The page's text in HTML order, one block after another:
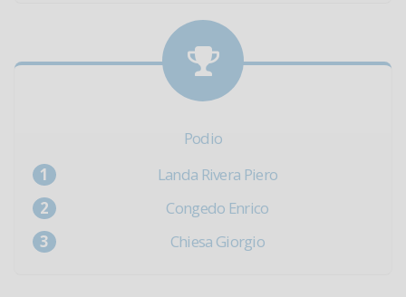
Podio
Landa Rivera Piero
Congedo Enrico
Chiesa Giorgio